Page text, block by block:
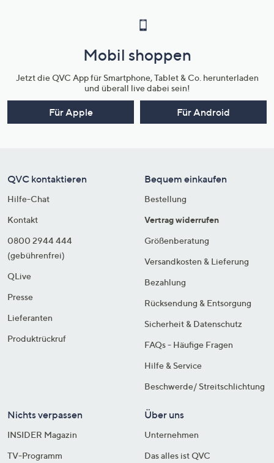
Mobil shoppen
Jetzt die QVC App für Smartphone, Tablet & Co. herunterladen
und überall live dabei sein!
Für Apple Für Android
QVC kontaktieren
Hilfe-Chat
Kontakt
0800 2944 444
(gebührenfrei)
QLive
Presse
Lieferanten
Produktrückruf
Bequem einkaufen
Bestellung
Vertrag widerrufen
Größenberatung
Versandkosten & Lieferung
Bezahlung
Rücksendung & Entsorgung
Sicherheit & Datenschutz
FAQs - Häufige Fragen
Hilfe & Service
Beschwerde/ Streitschlichtung
Nichts verpassen
INSIDER Magazin
TV-Programm
Über uns
Unternehmen
Das alles ist QVC